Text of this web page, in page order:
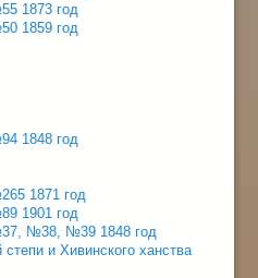
1873 год
1859 год
1848 год
1871 год
1901 год
№38, №39 1848 год
степи и Хивинского ханства